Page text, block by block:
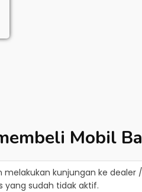
Mobil
kunjungan ke dealer
yang sudah tidak aktif.